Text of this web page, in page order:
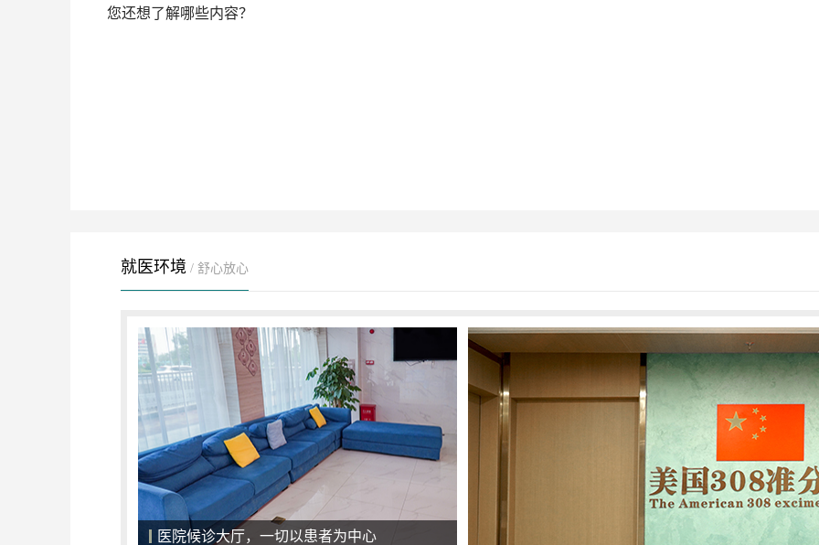
您还想了解哪些内容？
就医环境 / 舒心放心
强大的专家团队，病情康复的保证